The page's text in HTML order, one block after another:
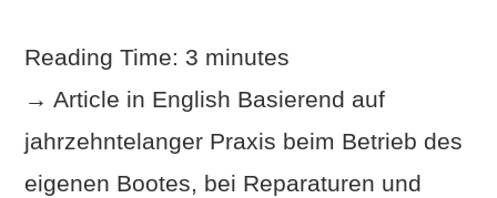
Reading Time: 3 minutes
→ Article in English Basierend auf
jahrzehntelanger Praxis beim Betrieb des
eigenen Bootes, bei Reparaturen und